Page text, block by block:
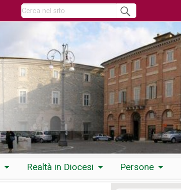
Realtà in Diocesi Persone